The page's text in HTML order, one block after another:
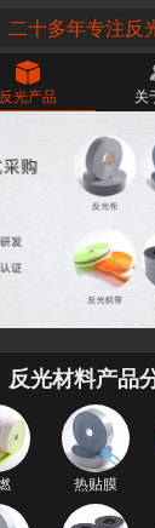
二十多年专注反
反光产品 关
反光材料产品
热贴膜